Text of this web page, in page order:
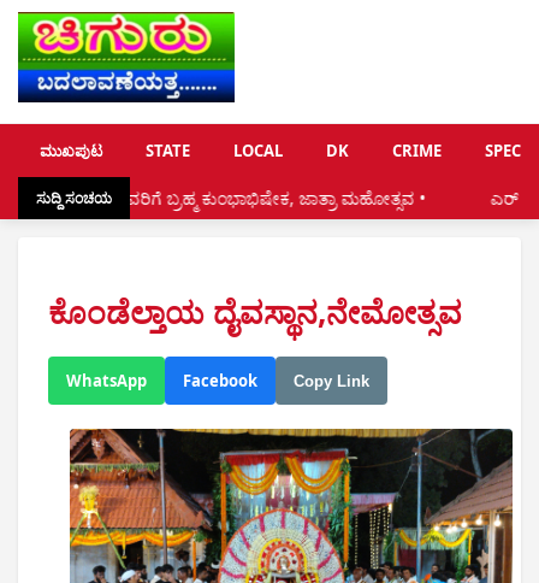
ಮುಖಪುಟ STATE LOCAL DK CRIME
ಸುದ್ದಿ ಸಂಚಯ
ಬ್ರಹ್ಮ ಕುಂಭಾಭಿಷೇಕ, ಜಾತ್ರಾ ಮಹೋತ್ಸವ • ಎರ್ ಪೋರ್ಟ್ ನಿಂದ
ಕೊಂಡೆಲ್ತಾಯ ದೈವಸ್ಥಾನ,ನೇಮೋತ್ಸವ
WhatsApp Facebook Copy Link